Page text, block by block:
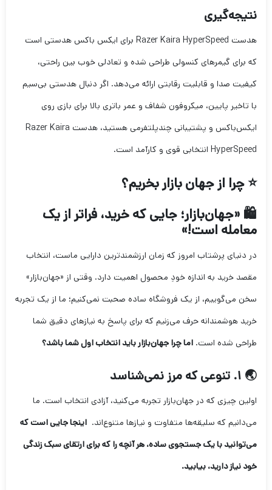
نتیجه‌گیری
هدست Razer Kaira HyperSpeed برای ایکس باکس هدستی است
که برای گیمرهای کنسولی طراحی شده و تعادلی خوب بین راحتی،
کیفیت صدا و قابلیت رقابتی ارائه می‌دهد. اگر دنبال هدستی بی‌سیم
با تاخیر پایین، میکروفون شفاف و عمر باتری بالا برای بازی روی
ایکس‌باکس و پشتیبانی چندپلتفرمی هستید، هدست Razer Kaira
HyperSpeed انتخابی قوی و کارآمد است.
⭐ چرا از جهان بازار بخریم؟
🛍️ «جهان‌بازار؛ جایی که خرید، فراتر از یک
معامله است!»
در دنیای پرشتاب امروز که زمان ارزشمندترین دارایی ماست، انتخاب
مقصد خرید به اندازه خودِ محصول اهمیت دارد. وقتی از «جهان‌بازار»
سخن می‌گوییم، از یک فروشگاه ساده صحبت نمی‌کنیم؛ ما از یک تجربه
خرید هوشمندانه حرف می‌زنیم که برای پاسخ به نیازهای دقیق شما
طراحی شده است. اما چرا جهان‌بازار باید انتخاب اول شما باشد؟
🌏 ۱. تنوعی که مرز نمی‌شناسد
اولین چیزی که در جهان‌بازار تجربه می‌کنید، آزادی انتخاب است. ما
می‌دانیم که سلیقه‌ها متفاوت و نیازها متنوع‌اند. اینجا جایی است که
می‌توانید با یک جستجوی ساده، هر آنچه را که برای ارتقای سبک زندگی
خود نیاز دارید، بیابید.